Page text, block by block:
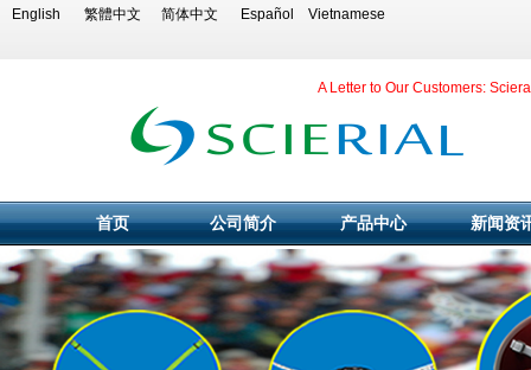
English 繁體中文 简体中文 Español Vietnamese
A Letter to Our Customers:
首页 公司简介 产品中心 新闻资